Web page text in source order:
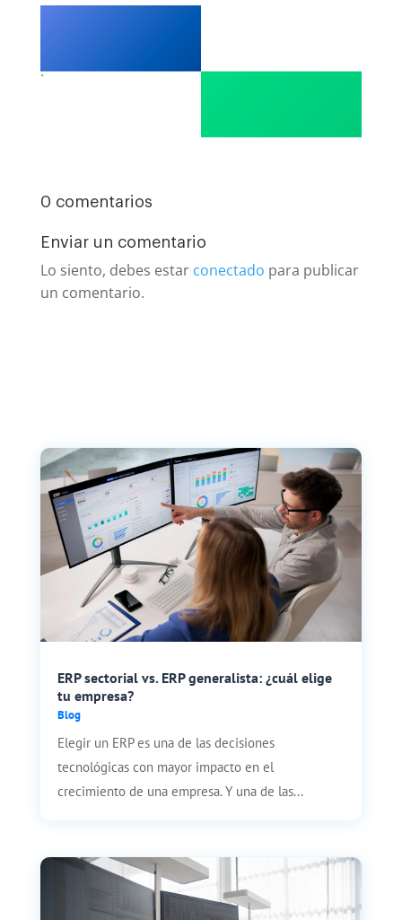
.
0 comentarios
Enviar un comentario
Lo siento, debes estar conectado para publicar
un comentario.
ERP sectorial vs. ERP generalista: ¿cuál elige
tu empresa?
Blog
Elegir un ERP es una de las decisiones
tecnológicas con mayor impacto en el
crecimiento de una empresa. Y una de las...